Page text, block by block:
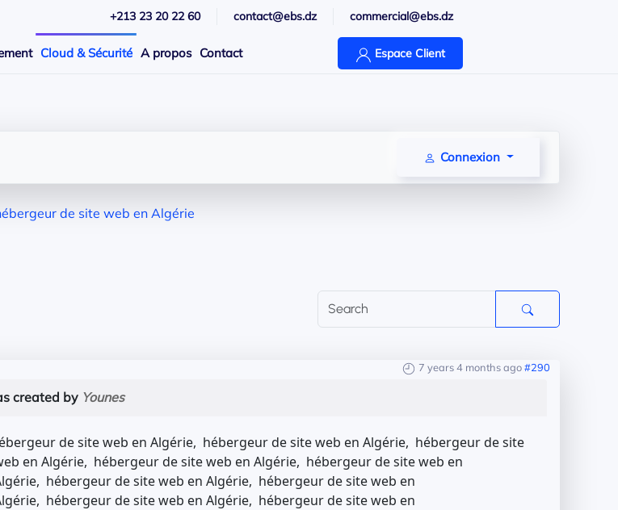
+213 23 20 22 60 contact@ebs.dz commercial@ebs.dz
Cloud & Sécurité A propos Contact Espace Client
Connexion
de site web en Algérie
7 years 4 months ago#290
created by Younes
de site web en Algérie, hébergeur de site web en Algérie, hébergeur de site
en Algérie, hébergeur de site web en Algérie, hébergeur de site web en
hébergeur de site web en Algérie, hébergeur de site web en
hébergeur de site web en Algérie, hébergeur de site web en